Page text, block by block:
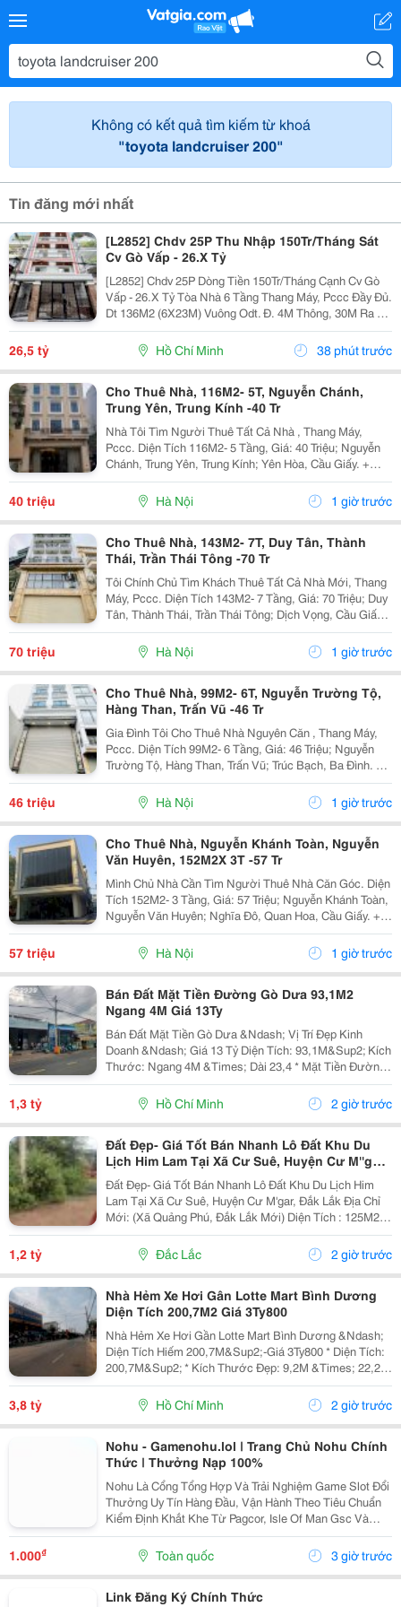
Không có kết quả tìm kiếm từ khoá
"toyota landcruiser 200"
Tin đăng mới nhất
[L2852] Chdv 25P Thu Nhập 150Tr/Tháng Sát
Cv Gò Vấp - 26.X Tỷ
[L2852] Chdv 25P Dòng Tiền 150Tr/Tháng Cạnh Cv Gò
Vấp - 26.X Tỷ Tòa Nhà 6 Tầng Thang Máy, Pccc Đầy Đủ.
Dt 136M2 (6X23M) Vuông Odt. Đ. 4M Thông, 30M Ra An
Nhơn. Thu Nhập 150Tr/Th, Có Thể Nâng 28P. Liên Hệ
Ngay Để Xem Nhà Trực Tiếp!
26,5 tỷ Hồ Chí Minh 38 phút trước
Cho Thuê Nhà, 116M2- 5T, Nguyễn Chánh,
Trung Yên, Trung Kính -40 Tr
Nhà Tôi Tìm Người Thuê Tất Cả Nhà , Thang Máy,
Pccc. Diện Tích 116M2- 5 Tầng, Giá: 40 Triệu; Nguyễn
Chánh, Trung Yên, Trung Kính; Yên Hòa, Cầu Giấy. +
Liên Hệ Trực Tiếp Chủ Nhà: 0945471581 + Vỉa Hè Lớn,
Mặt Tiền Rộng,Thoáng. + Vị Trí Gần Ngay Ngã...
40 triệu Hà Nội 1 giờ trước
Cho Thuê Nhà, 143M2- 7T, Duy Tân, Thành
Thái, Trần Thái Tông -70 Tr
Tôi Chính Chủ Tìm Khách Thuê Tất Cả Nhà Mới, Thang
Máy, Pccc. Diện Tích 143M2- 7 Tầng, Giá: 70 Triệu; Duy
Tân, Thành Thái, Trần Thái Tông; Dịch Vọng, Cầu Giấy.
+ Liên Hệ Trực Tiếp Chủ Nhà: 0988289962 + Vỉa Hè
Lớn, Mặt Tiền Rộng,Thoáng. + Vị Trí Gần...
70 triệu Hà Nội 1 giờ trước
Cho Thuê Nhà, 99M2- 6T, Nguyễn Trường Tộ,
Hàng Than, Trấn Vũ -46 Tr
Gia Đình Tôi Cho Thuê Nhà Nguyên Căn , Thang Máy,
Pccc. Diện Tích 99M2- 6 Tầng, Giá: 46 Triệu; Nguyễn
Trường Tộ, Hàng Than, Trấn Vũ; Trúc Bạch, Ba Đình. +
Liên Hệ Trực Tiếp Chủ Nhà: 0942854881 + Vỉa Hè Lớn,
Mặt Tiền Rộng,Thoáng. + Vị Trí Gần Ngay...
46 triệu Hà Nội 1 giờ trước
Cho Thuê Nhà, Nguyễn Khánh Toàn, Nguyễn
Văn Huyên, 152M2X 3T -57 Tr
Mình Chủ Nhà Cần Tìm Người Thuê Nhà Căn Góc. Diện
Tích 152M2- 3 Tầng, Giá: 57 Triệu; Nguyễn Khánh Toàn,
Nguyễn Văn Huyên; Nghĩa Đô, Quan Hoa, Cầu Giấy. +
Liên Hệ Trực Tiếp Chủ Nhà: 0946507497 + Vỉa Hè Lớn,
Mặt Tiền Rộng,Thoáng. + Vị Trí Gần Ngay Ngã...
57 triệu Hà Nội 1 giờ trước
Bán Đất Mặt Tiền Đường Gò Dưa 93,1M2
Ngang 4M Giá 13Ty
Bán Đất Mặt Tiền Gò Dưa &Ndash; Vị Trí Đẹp Kinh
Doanh &Ndash; Giá 13 Tỷ Diện Tích: 93,1M&Sup2; Kích
Thước: Ngang 4M &Times; Dài 23,4 * Mặt Tiền Đường
Lớn, Xe Cộ Qua Lại Đông Đúc. * Thích Hợp Xây Nhà
Phố, Văn Phòng, Cửa Hàng, Showroom Hoặc Đầu...
1,3 tỷ Hồ Chí Minh 2 giờ trước
Đất Đẹp- Giá Tốt Bán Nhanh Lô Đất Khu Du
Lịch Him Lam Tại Xã Cư Suê, Huyện Cư M''gar,
Đắk Lắk
Đất Đẹp- Giá Tốt Bán Nhanh Lô Đất Khu Du Lịch Him
Lam Tại Xã Cư Suê, Huyện Cư M'gar, Đắk Lắk Địa Chỉ
Mới: (Xã Quảng Phú, Đắk Lắk Mới) Diện Tích : 125M2,
75M2 Thổ Cư. Nở Hậu Giá Bán: 1,2 Tỷ(Có Thương
Lượng) - Vị Trí Đẹp Giao Thông Thuận Lợi, Đất...
1,2 tỷ Đắc Lắc 2 giờ trước
Nhà Hẻm Xe Hơi Gân Lotte Mart Bình Dương
Diện Tích 200,7M2 Giá 3Ty800
Nhà Hẻm Xe Hơi Gần Lotte Mart Bình Dương &Ndash;
Diện Tích Hiếm 200,7M&Sup2;-Giá 3Ty800 * Diện Tích:
200,7M&Sup2; * Kích Thước Đẹp: 9,2M &Times; 22,2M
* Nhà Cấp 4 Gồm 3 Phòng Ngủ, 1 Wc * Hẻm Xe Hơi
Rộng, Ô Tô Vào Tận Nhà * Hướng Đông Nam, Đất...
3,8 tỷ Hồ Chí Minh 2 giờ trước
Nohu - Gamenohu.lol | Trang Chủ Nohu Chính
Thức | Thưởng Nạp 100%
Nohu Là Cổng Tổng Hợp Và Trải Nghiệm Game Slot Đổi
Thưởng Uy Tín Hàng Đầu, Vận Hành Theo Tiêu Chuẩn
Kiểm Định Khắt Khe Từ Pagcor, Isle Of Man Gsc Và
Curacao Egaming. Tích Hợp Chứng Nhận Bảo Mật
Geotrust Giao Thức Ssl 256-Bit, Trang Web
Gamenohu.lol...
1.000₫ Toàn quốc 3 giờ trước
Link Đăng Ký Chính Thức